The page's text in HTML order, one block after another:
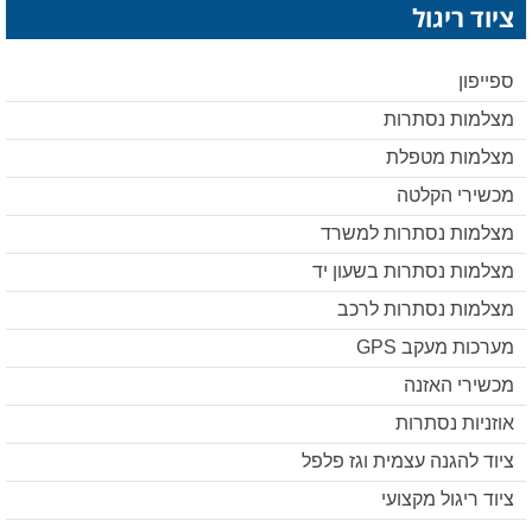
ציוד ריגול
ספייפון
מצלמות נסתרות
מצלמות מטפלת
מכשירי הקלטה
מצלמות נסתרות למשרד
מצלמות נסתרות בשעון יד
מצלמות נסתרות לרכב
מערכות מעקב GPS
מכשירי האזנה
אוזניות נסתרות
ציוד להגנה עצמית וגז פלפל
ציוד ריגול מקצועי